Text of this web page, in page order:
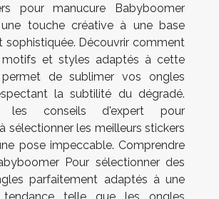
pour manucure Babyboomer
touche créative à une base
sophistiquée. Découvrir comment
motifs et styles adaptés à cette
de sublimer vos ongles
la subtilité du dégradé.
les conseils d'expert pour
sélectionner les meilleurs stickers
pose impeccable. Comprendre
Pour sélectionner des
parfaitement adaptés à une